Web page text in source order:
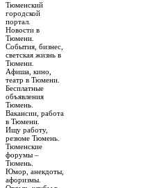
Тюменский
городской
портал.
Новости в
Тюмени.
События, бизнес,
светская жизнь в
Тюмени.
Афиша, кино,
театр в Тюмени.
Бесплатные
объявления
Тюмень.
Вакансии, работа
в Тюмени.
Ищу работу,
резюме Тюмень.
Тюменские
форумы –
Тюмень.
Юмор, анекдоты,
афоризмы.